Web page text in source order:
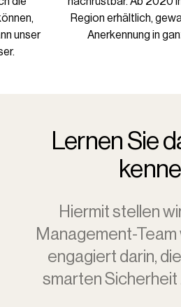
unser
Region erhältlich,
Anerkennung in
Lernen Sie
Hiermit stellen
Management-Team
engagiert darin,
smarten Sicherheit